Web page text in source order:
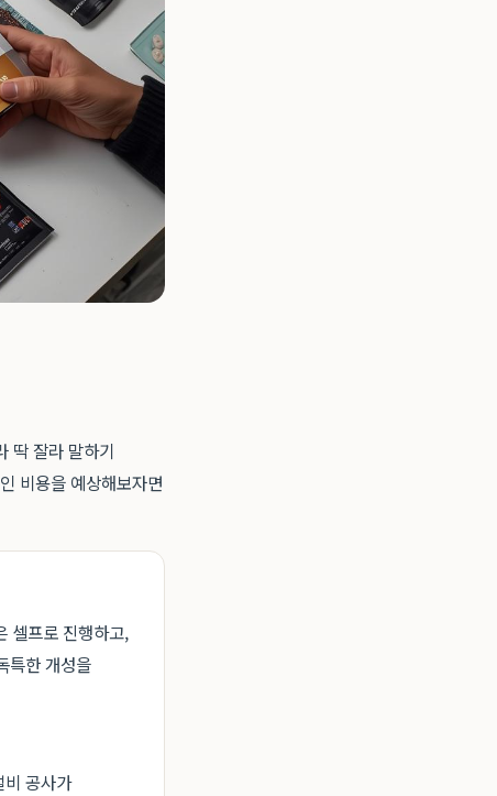
딱 잘라 말하기
비용을 예상해보자면
셀프로 진행하고,
특한 개성을
공사가